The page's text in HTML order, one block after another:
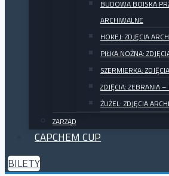
BUDOWA BOISKA
ARCHIWALNE
HOKEJ: ZDJĘCIA
PIŁKA NOŻNA:
SZERMIERKA:
ZDJĘCIA: ZEBRANIA
ŻUŻEL: ZDJĘCIA
ZARZĄD
CAPCHEM CUP
BILETY